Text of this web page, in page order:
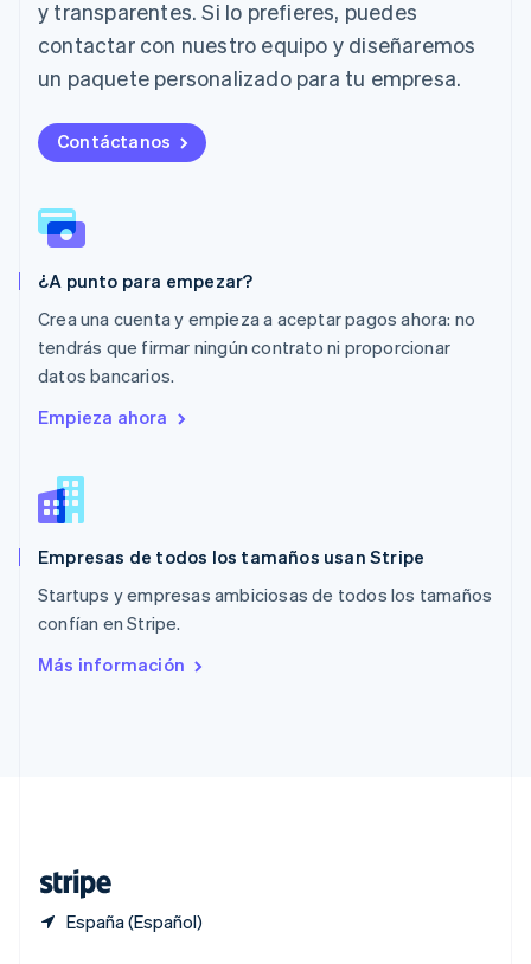
y transparentes. Si lo prefieres, puedes
contactar con nuestro equipo y diseñaremos
un paquete personalizado para tu empresa.
Contáctanos
¿A punto para empezar?
Crea una cuenta y empieza a aceptar pagos ahora: no
tendrás que firmar ningún contrato ni proporcionar
datos bancarios.
Empieza ahora
Empresas de todos los tamaños usan Stripe
Startups y empresas ambiciosas de todos los tamaños
confían en Stripe.
Más información
España (Español)
Lituania
English
Luxemburgo
Français Deutsch
Malasia
English简体中文
Malta
México
Español
English
Nueva Zelanda
Países Bajos
NederlandsEnglish
Polonia
Português
RAE de Hong Kong, China
Reino Unido
República Checa
English
English